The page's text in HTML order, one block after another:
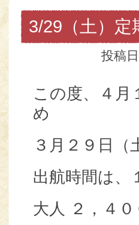
3/29（土）定
投稿
この度、４月
め
３月２９日
出航時間は、
大人 ２，４